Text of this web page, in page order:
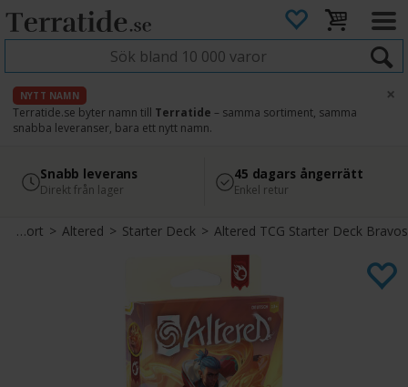
NYTT NAMN
Terratide.se byter namn till Terratide – samma sortiment, samma
snabba leveranser, bara ett nytt namn.
×
4.8
Läs omdömen på Google
Säker betalning
med Svea
Snabb leverans
Direkt från lager
45 dagars ångerrätt
Enkel retur
Samlarkort >Altered>Starter Deck>Altered TCG Starter Deck Bravos